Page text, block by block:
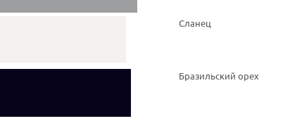
Сланец
Бразильский орех